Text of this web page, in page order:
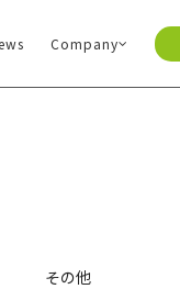
Company
その他